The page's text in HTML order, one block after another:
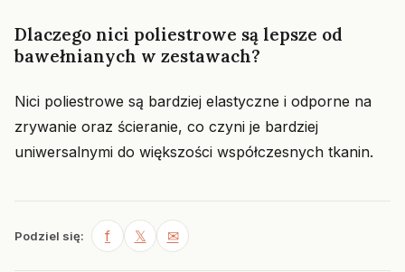
Dlaczego nici poliestrowe są lepsze od
bawełnianych w zestawach?
Nici poliestrowe są bardziej elastyczne i odporne na
zrywanie oraz ścieranie, co czyni je bardziej
uniwersalnymi do większości współczesnych tkanin.
Podziel się: f 𝕏 ✉